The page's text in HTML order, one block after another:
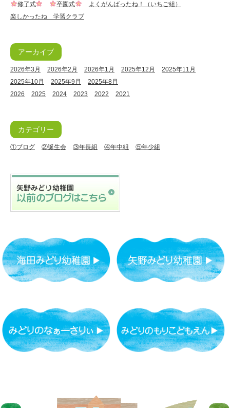
修了式 卒園式
よくがんばったね！（いちご組）
楽しかったね 学習クラブ
アーカイブ
2026年3月 2026年2月 2026年1月 2025年12月
2025年11月
2025年10月
2025年9月
2025年8月
2026
2025 2024 2023 2022 2021
カテゴリー
①ブログ ②誕生会 ③年長組 ④年中組 ⑤年少組